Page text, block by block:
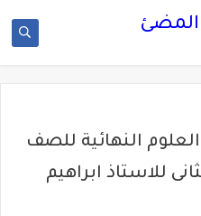
المضئ
النهائية للصف
للاستاذ ابراهيم